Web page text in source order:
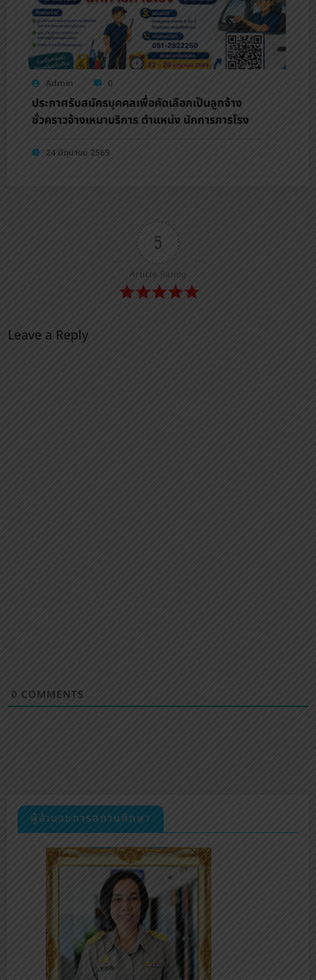
Admin 0
ประกาศรับสมัครบุคคลเพื่อคัดเลือกเป็นลูกจ้าง
ชั่วคราวจ้างเหมาบริการ ตำแหน่ง นักการภารโรง
24 มิถุนายน 2569
5
Article Rating
Leave a Reply
0 COMMENTS
ผู้อำนวยการสถานศึกษา